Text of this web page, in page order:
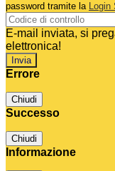
password tramite la Login
E-mail inviata, si
elettronica!
Errore
Chiudi
Successo
Chiudi
Informazione